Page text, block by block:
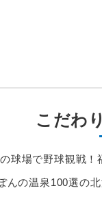
こだわ
球場で野球観戦！
の温泉100選の